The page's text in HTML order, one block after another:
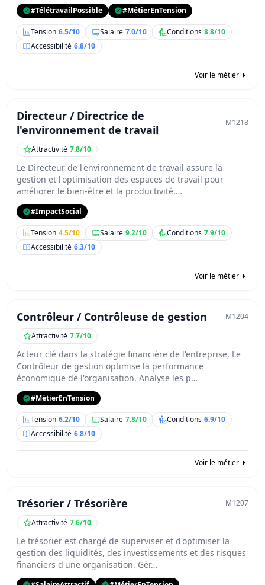
#TélétravailPossible #MétierEnTension
Tension 6.5/10 Salaire 7.0/10 Conditions 8.8/10
Accessibilité 6.8/10
Voir le métier
Directeur / Directrice de
l'environnement de travail
M1218
Attractivité 7.8/10
Le Directeur de l'environnement de travail assure la
gestion et l'optimisation des espaces de travail pour
améliorer le bien-être et la productivité.…
#ImpactSocial
Tension 4.5/10 Salaire 9.2/10 Conditions 7.9/10
Accessibilité 6.3/10
Voir le métier
Contrôleur / Contrôleuse de gestion
M1204
Attractivité 7.7/10
Acteur clé dans la stratégie financière de l'entreprise, Le
Contrôleur de gestion optimise la performance
économique de l'organisation. Analyse les p…
#MétierEnTension
Tension 6.2/10 Salaire 7.8/10 Conditions 6.9/10
Accessibilité 6.8/10
Voir le métier
Trésorier / Trésorière
M1207
Attractivité 7.6/10
Le trésorier est chargé de superviser et d'optimiser la
gestion des liquidités, des investissements et des risques
financiers d'une organisation. Gèr…